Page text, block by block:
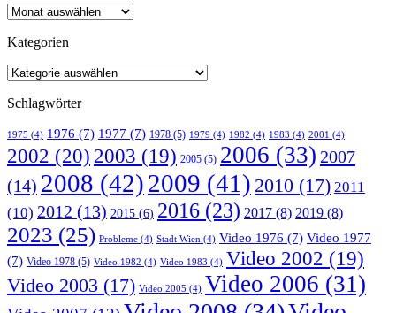
Kategorien
Schlagwörter
1975 (4) 1976 (7) 1977 (7) 1978 (5) 1979 (4) 1982 (4) 1983 (4) 2001 (4)
2002 (20) 2003 (19) 2005 (5) 2006 (33) 2007
(14) 2008 (42)2009 (41) 2010 (17) 2011
(10) 2012 (13) 2015 (6) 2016 (23) 2017 (8) 2019 (8)
2023 (25) Probleme (4) Stadt Wien (4) Video 1976 (7) Video 1977
(7) Video 1978 (5) Video 1982 (4) Video 1983 (4) Video 2002 (19)
Video 2003 (17) Video 2005 (4) Video 2006 (31)